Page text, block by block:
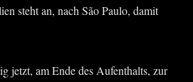
steht an, nach São Pau­lo, damit
jetzt, am Ende des Auf­ent­halts, zur